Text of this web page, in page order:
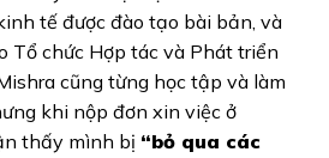
tế được đào tạo bài bản, và
Tổ chức Hợp tác và Phát triển
cũng từng học tập và làm
khi nộp đơn xin việc ở
thấy mình bị “bỏ qua các